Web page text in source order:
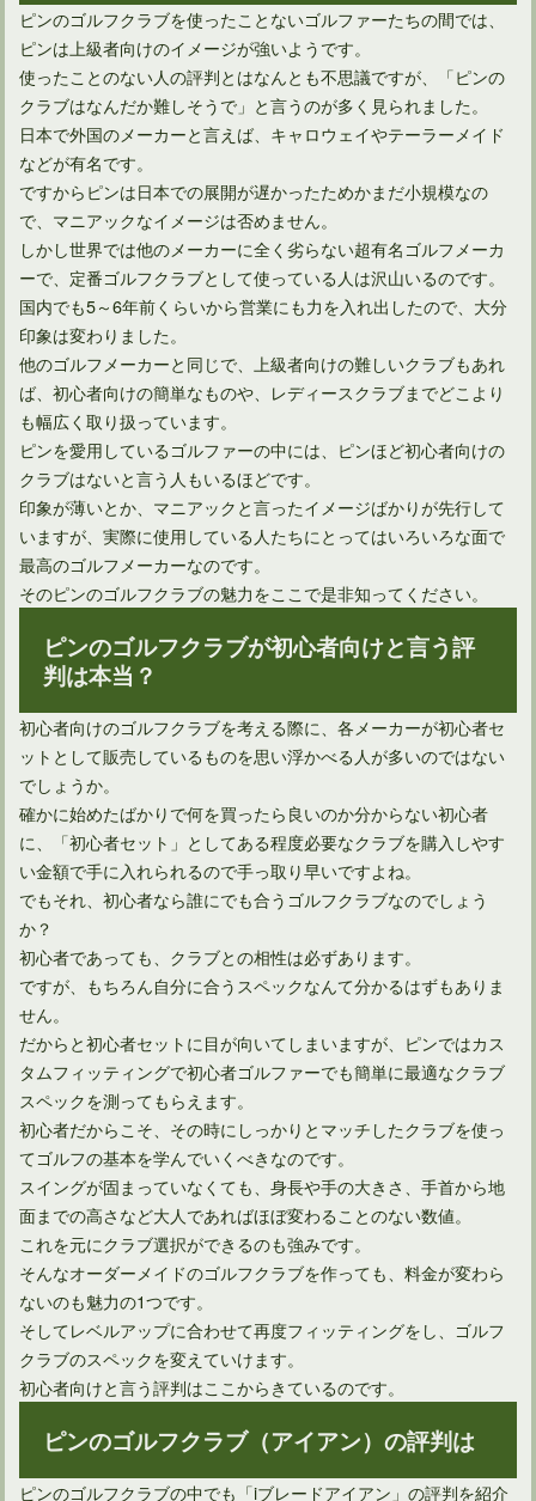
ウェッジの選び方のポイント！たくさんのロフト角を持つこと
アイアンのスチールシャフトを比較して必要なものが分かる？
ドライバーのロフト角度は9．5度にすれば飛距離が伸びる？
ハイブリッドとユーティリティの種類の違いと今後について
ドライバーについているカチャカチャの仕組みと使い勝手
ピンのゴルフクラブを使ったことないゴルファーたちの間では、
ピンは上級者向けのイメージが強いようです。
使ったことのない人の評判とはなんとも不思議ですが、「ピンの
クラブはなんだか難しそうで」と言うのが多く見られました。
日本で外国のメーカーと言えば、キャロウェイやテーラーメイド
などが有名です。
ですからピンは日本での展開が遅かったためかまだ小規模なの
で、マニアックなイメージは否めません。
しかし世界では他のメーカーに全く劣らない超有名ゴルフメーカ
ーで、定番ゴルフクラブとして使っている人は沢山いるのです。
国内でも5～6年前くらいから営業にも力を入れ出したので、大分
印象は変わりました。
他のゴルフメーカーと同じで、上級者向けの難しいクラブもあれ
ば、初心者向けの簡単なものや、レディースクラブまでどこより
も幅広く取り扱っています。
ピンを愛用しているゴルファーの中には、ピンほど初心者向けの
クラブはないと言う人もいるほどです。
印象が薄いとか、マニアックと言ったイメージばかりが先行して
いますが、実際に使用している人たちにとってはいろいろな面で
最高のゴルフメーカーなのです。
そのピンのゴルフクラブの魅力をここで是非知ってください。
ピンのゴルフクラブが初心者向けと言う評
判は本当？
初心者向けのゴルフクラブを考える際に、各メーカーが初心者セ
ットとして販売しているものを思い浮かべる人が多いのではない
でしょうか。
確かに始めたばかりで何を買ったら良いのか分からない初心者
に、「初心者セット」としてある程度必要なクラブを購入しやす
い金額で手に入れられるので手っ取り早いですよね。
でもそれ、初心者なら誰にでも合うゴルフクラブなのでしょう
か？
初心者であっても、クラブとの相性は必ずあります。
ですが、もちろん自分に合うスペックなんて分かるはずもありま
せん。
だからと初心者セットに目が向いてしまいますが、ピンではカス
タムフィッティングで初心者ゴルファーでも簡単に最適なクラブ
スペックを測ってもらえます。
初心者だからこそ、その時にしっかりとマッチしたクラブを使っ
てゴルフの基本を学んでいくべきなのです。
スイングが固まっていなくても、身長や手の大きさ、手首から地
面までの高さなど大人であればほぼ変わることのない数値。
これを元にクラブ選択ができるのも強みです。
そんなオーダーメイドのゴルフクラブを作っても、料金が変わら
ないのも魅力の1つです。
そしてレベルアップに合わせて再度フィッティングをし、ゴルフ
クラブのスペックを変えていけます。
初心者向けと言う評判はここからきているのです。
ピンのゴルフクラブ（アイアン）の評判は
ピンのゴルフクラブの中でも「iブレードアイアン」の評判を紹介